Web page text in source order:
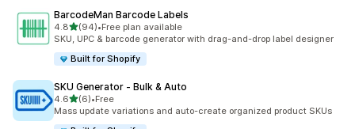
BarcodeMan Barcode Labels
4.8별 5개 중
(94)
총 리뷰 94개
•Free plan available
SKU, UPC & barcode generator with drag-and-drop label designer
Built for Shopify
SKU Generator ‑ Bulk & Auto
4.6별 5개 중
(6)
총 리뷰 6개
•Free
Mass update variations and auto-create organized product SKUs